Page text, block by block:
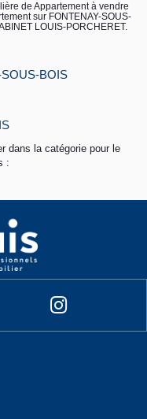
de Appartement à vendre
sur FONTENAY-SOUS-
LOUIS-PORCHERET.
SOUS-BOIS
dans la catégorie pour le
: